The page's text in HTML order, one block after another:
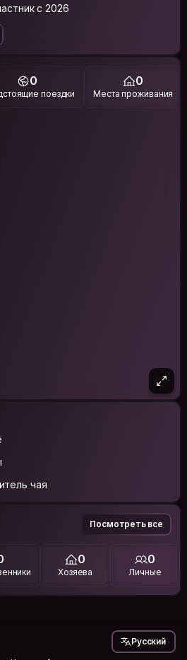
с 2026
0
поездки
0
Места проживания
чая
Посмотреть все
0
Хозяева
0
Личные
Русский